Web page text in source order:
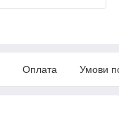
Оплата Умови